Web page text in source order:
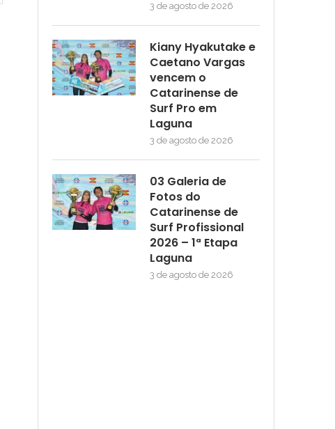
3 de agosto de 2026
Kiany Hyakutake e
Caetano Vargas
vencem o
Catarinense de
Surf Pro em
Laguna
3 de agosto de 2026
03 Galeria de
Fotos do
Catarinense de
Surf Profissional
2026 – 1ª Etapa
Laguna
3 de agosto de 2026